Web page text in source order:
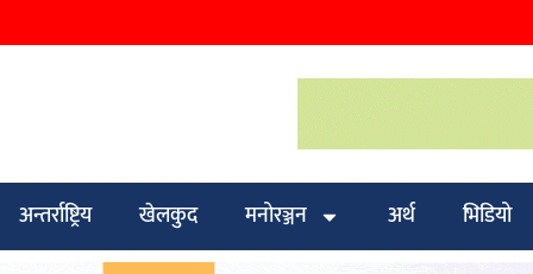
अन्तर्राष्ट्रिय खेलकुद मनोरञ्जन अर्थ भिडियो